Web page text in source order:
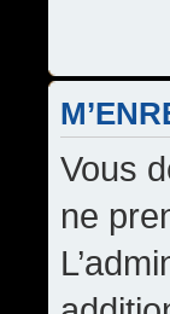
Vous
ne